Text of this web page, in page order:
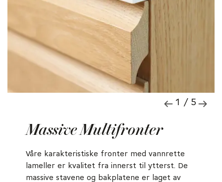
1 / 5
Massive Multifronter
Våre karakteristiske fronter med vannrette
lameller er kvalitet fra innerst til ytterst. De
massive stavene og bakplatene er laget av